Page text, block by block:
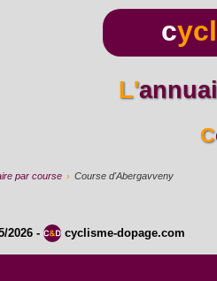
c
par course › Course d'Abergavveny
2026 - cyclisme-dopage.com